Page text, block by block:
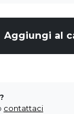
Aggiungi al
contattaci